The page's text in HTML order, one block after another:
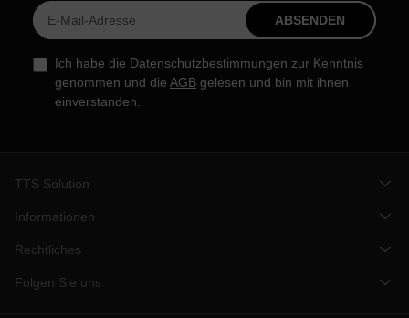
ABSENDEN
Ich habe die Datenschutzbestimmungen zur Kenntnis
genommen und die AGB gelesen und bin mit ihnen
einverstanden.
TTS Solution
Informationen
Rechtliches
Folgen Sie uns